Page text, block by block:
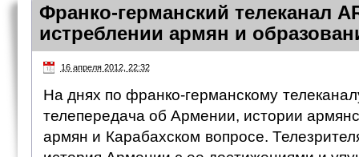
Франко-германский телеканал
истреблении армян и
16 апреля 2012, 22:32
На днях по франко-германскому
телепередача об Армении, истории
армян и Карабахском вопросе.